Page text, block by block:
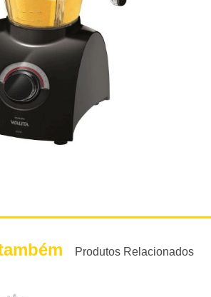
Produtos Relacionados